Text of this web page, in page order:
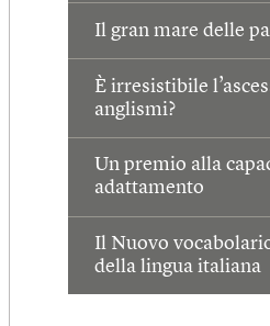
Il gran mare delle
È irresistibile
anglismi?
Un premio alla
adattamento
Il Nuovo
della lingua italiana